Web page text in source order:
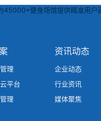
健身场馆提供精准用
理
平台
理
资讯动态
企业动态
行业资讯
媒体聚焦